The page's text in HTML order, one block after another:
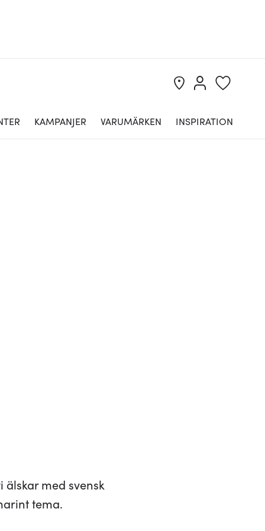
KAMPANJER VARUMÄRKEN INSPIRATION
med svensk
tema.